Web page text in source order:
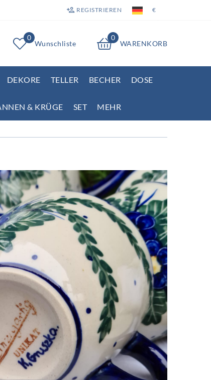
REGISTRIEREN €
0
Wunschliste
0
WARENKORB
DEKORE TELLER BECHER DOSE
& KRÜGE SET MEHR